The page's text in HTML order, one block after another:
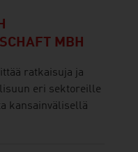
MBH
ratkaisuja ja
eri sektoreille
kansainvälisellä